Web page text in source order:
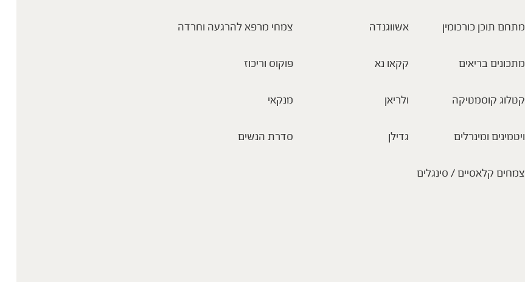
מתחם תוכן כורכומין
מתכונים בריאים
קטלוג קוסמטיקה
ויטמינים ומינרלים
צמחים קלאסיים / סינגלים
אשווגנדה
קקאו נא
ולריאן
גדילן
צמחי מרפא להרגעה וחרדה
פוקוס וריכוז
מנקאי
סדרת הנשים